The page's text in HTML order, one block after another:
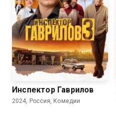
8.2 7.5
Инспектор Гаврилов
2024, Россия, Комедии